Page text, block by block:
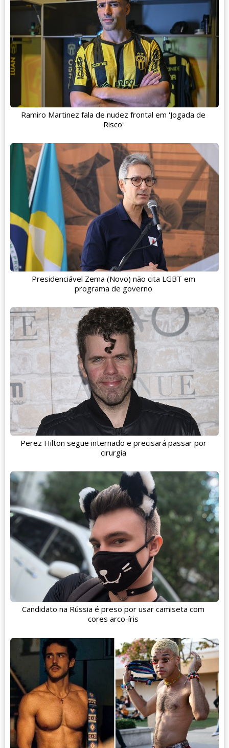
Ramiro Martinez fala de nudez frontal em 'Jogada de
Risco'
Presidenciável Zema (Novo) não cita LGBT em
programa de governo
Perez Hilton segue internado e precisará passar por
cirurgia
Candidato na Rússia é preso por usar camiseta com
cores arco-íris